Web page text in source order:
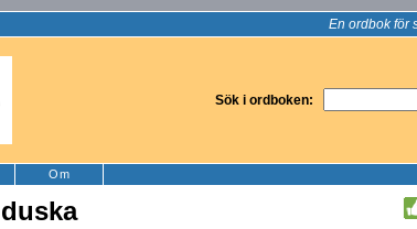
En ordbok för
Sök i ordboken:
Om
duska